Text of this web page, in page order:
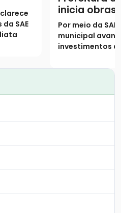
SAE
inicia obras
município
Por meio da
municipal
investimentos
ampliar a rede